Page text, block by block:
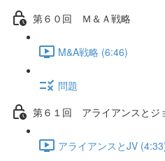
第６０回 Ｍ＆Ａ戦略
M&A戦略 (6:46)
問題
第６１回 アライアンスとジ
アライアンスとJV